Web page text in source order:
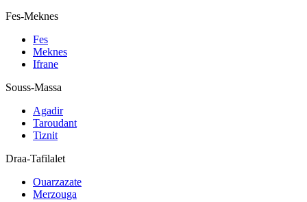
Fes-Meknes
Fes
Meknes
Ifrane
Souss-Massa
Agadir
Taroudant
Tiznit
Draa-Tafilalet
Ouarzazate
Merzouga